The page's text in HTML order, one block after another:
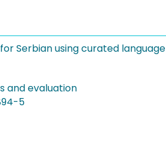
Serbian using curated language
and evaluation
​5